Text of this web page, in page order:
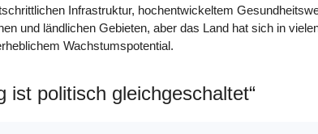
Infrastruktur, hochentwickeltem
und ländlichen Gebieten, aber das Land hat sich in
Wachstumspotential.
ist politisch gleichgeschaltet“